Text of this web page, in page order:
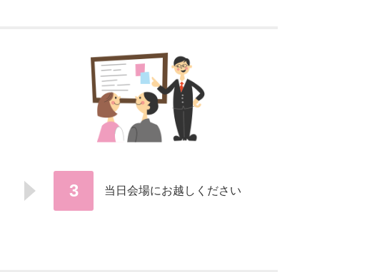
3 当日会場にお越しください